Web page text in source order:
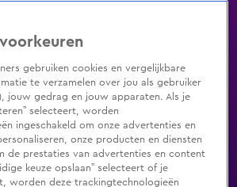
programma's Zenders Genres
TV inlogShop
gebruiken cookies en vergelijkbare
te verzamelen over jou als gebruiker
jouw gedrag en jouw apparaten. Als je
selecteert, worden
ingeschakeld om onze advertenties en
onze producten en diensten
de prestaties van advertenties en content
keuze opslaan” selecteert of je
worden deze trackingtechnologieën